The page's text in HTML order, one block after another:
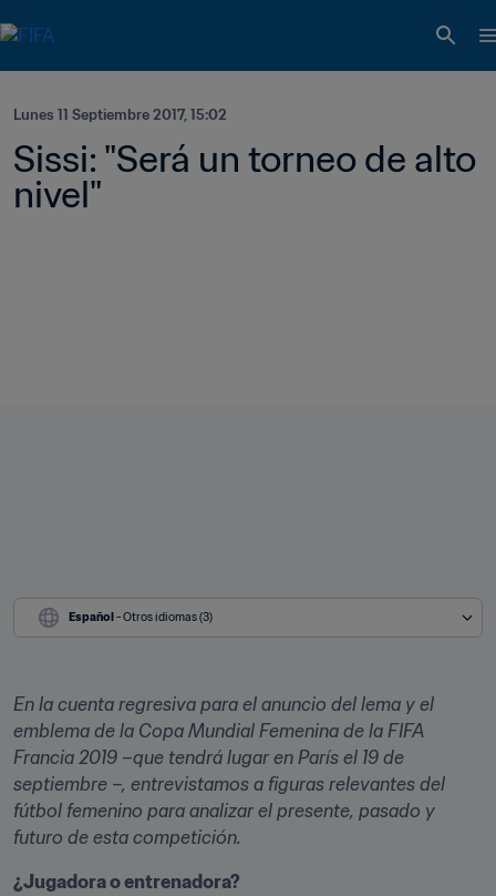
Lunes 11 Septiembre 2017, 15:02
Sissi: "Será un torneo de alto
nivel"
Español - Otros idiomas (3)
En la cuenta regresiva para el anuncio del lema y el
emblema de la Copa Mundial Femenina de la FIFA
Francia 2019 –que tendrá lugar en París el 19 de
septiembre –, entrevistamos a figuras relevantes del
fútbol femenino para analizar el presente, pasado y
futuro de esta competición.